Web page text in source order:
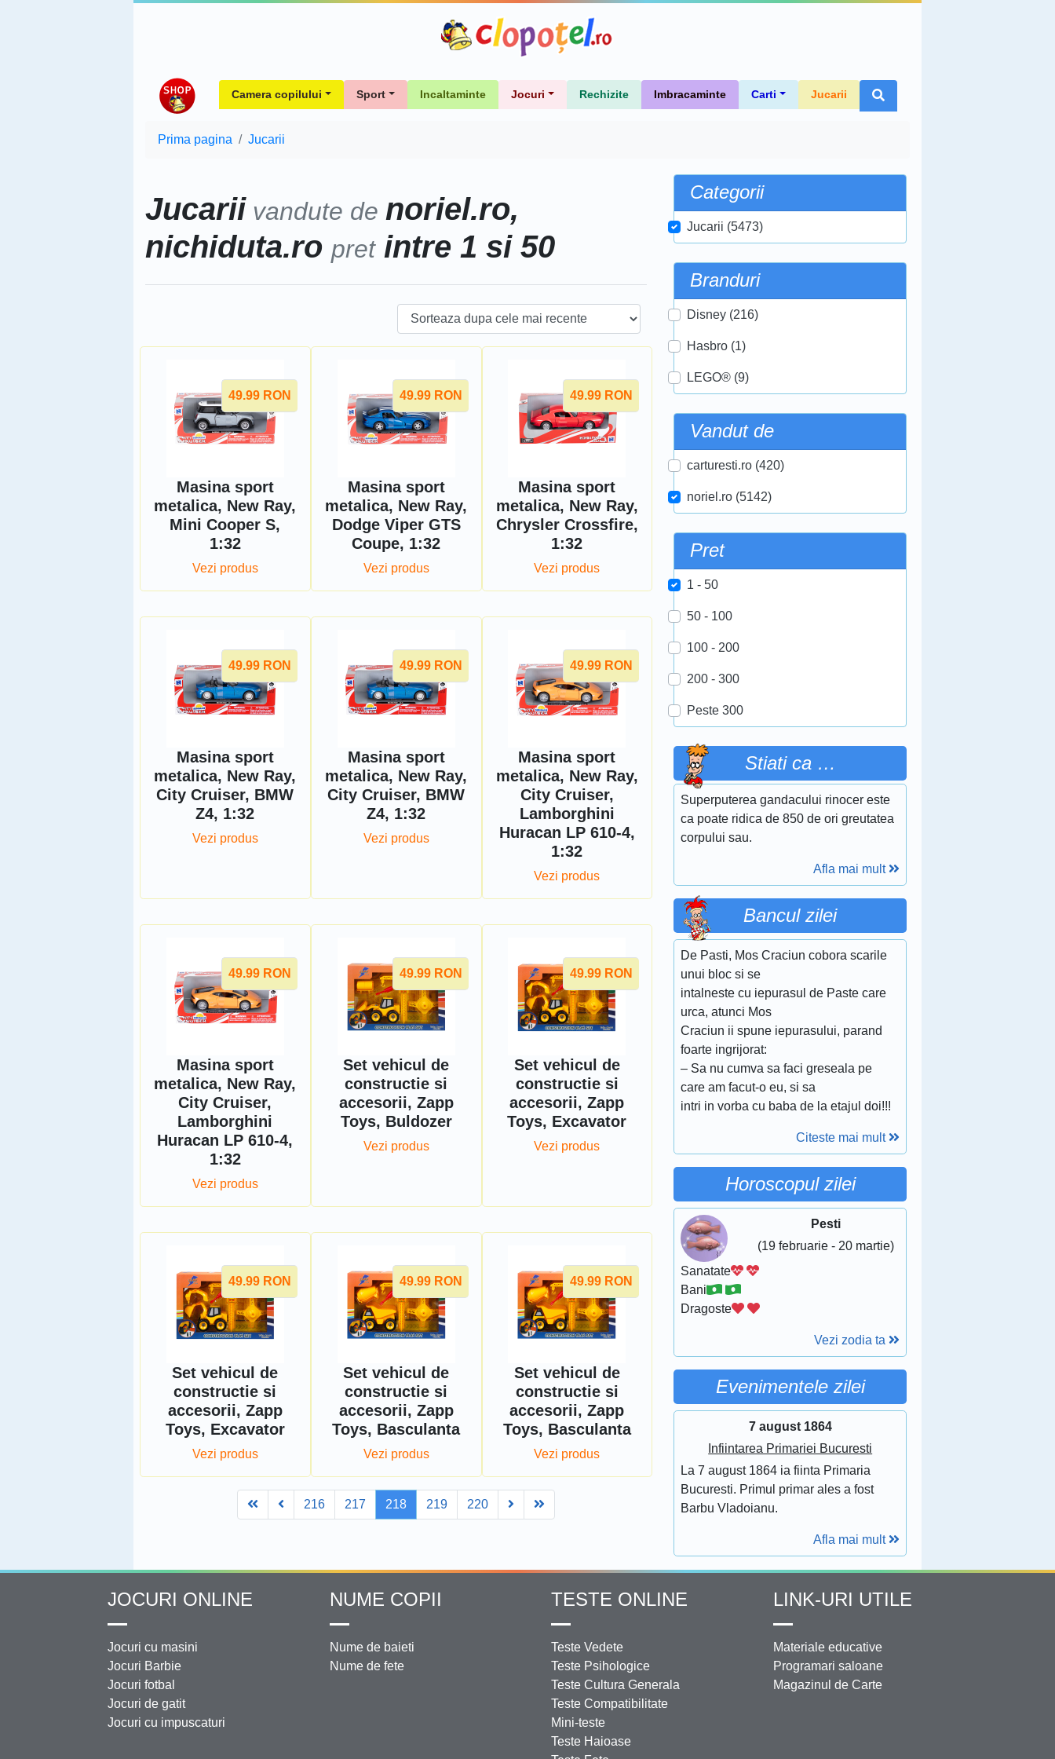
Camera copilului Sport Incaltaminte Jocuri Rechizite Imbracaminte Carti Jucarii
Prima pagina Jucarii
Jucarii vandute de noriel.ro,
nichiduta.ro pretintre 1 si 50
49.99 RON
Masina sport
metalica, New Ray,
Mini Cooper S,
1:32
Vezi produs
49.99 RON
Masina sport
metalica, New Ray,
Dodge Viper GTS
Coupe, 1:32
Vezi produs
49.99 RON
Masina sport
metalica, New Ray,
Chrysler Crossfire,
1:32
Vezi produs
49.99 RON
Masina sport
metalica, New Ray,
City Cruiser, BMW
Z4, 1:32
Vezi produs
49.99 RON
Masina sport
metalica, New Ray,
City Cruiser, BMW
Z4, 1:32
Vezi produs
49.99 RON
Masina sport
metalica, New Ray,
City Cruiser,
Lamborghini
Huracan LP 610-4,
1:32
Vezi produs
49.99 RON
Masina sport
metalica, New Ray,
City Cruiser,
Lamborghini
Huracan LP 610-4,
1:32
Vezi produs
49.99 RON
Set vehicul de
constructie si
accesorii, Zapp
Toys, Buldozer
Vezi produs
49.99 RON
Set vehicul de
constructie si
accesorii, Zapp
Toys, Excavator
Vezi produs
49.99 RON
Set vehicul de
constructie si
accesorii, Zapp
Toys, Excavator
Vezi produs
49.99 RON
Set vehicul de
constructie si
accesorii, Zapp
Toys, Basculanta
Vezi produs
49.99 RON
Set vehicul de
constructie si
accesorii, Zapp
Toys, Basculanta
Vezi produs
FirstPrev216 217 218 219 220 Next
Categorii
Jucarii (5473)
Branduri
Disney (216)
Hasbro (1)
LEGO® (9)
Vandut de
carturesti.ro (420)
noriel.ro (5142)
Pret
1 - 50
50 - 100
100 - 200
200 - 300
Peste 300
Stiati ca …
Superputerea gandacului rinocer este
ca poate ridica de 850 de ori greutatea
corpului sau.
Afla mai mult
Bancul zilei
De Pasti, Mos Craciun cobora scarile
unui bloc si se
intalneste cu iepurasul de Paste care
urca, atunci Mos
Craciun ii spune iepurasului, parand
foarte ingrijorat:
– Sa nu cumva sa faci greseala pe
care am facut-o eu, si sa
intri in vorba cu baba de la etajul doi!!!
Citeste mai mult
Horoscopul zilei
Pesti
(19 februarie - 20 martie)
Sanatate
Bani
Dragoste
Vezi zodia ta
Evenimentele zilei
7 august 1864
Infiintarea Primariei Bucuresti
La 7 august 1864 ia fiinta Primaria
Bucuresti. Primul primar ales a fost
Barbu Vladoianu.
Afla mai mult
JOCURI ONLINE
Jocuri cu masini
Jocuri Barbie
Jocuri fotbal
Jocuri de gatit
Jocuri cu impuscaturi
NUME COPII
Nume de baieti
Nume de fete
TESTE ONLINE
Teste Vedete
Teste Psihologice
Teste Cultura Generala
Teste Compatibilitate
Mini-teste
Teste Haioase
LINK-URI UTILE
Materiale educative
Programari saloane
Magazinul de Carte